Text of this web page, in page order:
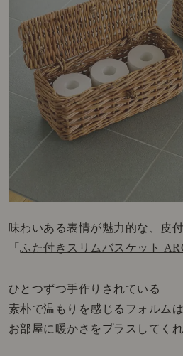
味わいある表情が魅力的な、皮
「ふた付きスリムバスケット
ひとつずつ手作りされている
素朴で温もりを感じるフォルムは
お部屋に暖かさをプラスしてくれ